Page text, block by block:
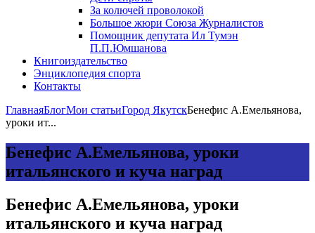
За колючей проволокой
Большое жюри Союза Журналистов
Помощник депутата Ил Тумэн
П.П.Юмшанова
Книгоиздательство
Энциклопедия спорта
Контакты
ГлавнаяБлогМои статьиГород ЯкутскБенефис А.Емельянова,
уроки ит...
Бенефис А.Емельянова, уроки
итальянского и куча наград
Бенефис А.Емельянова, уроки
итальянского и куча наград